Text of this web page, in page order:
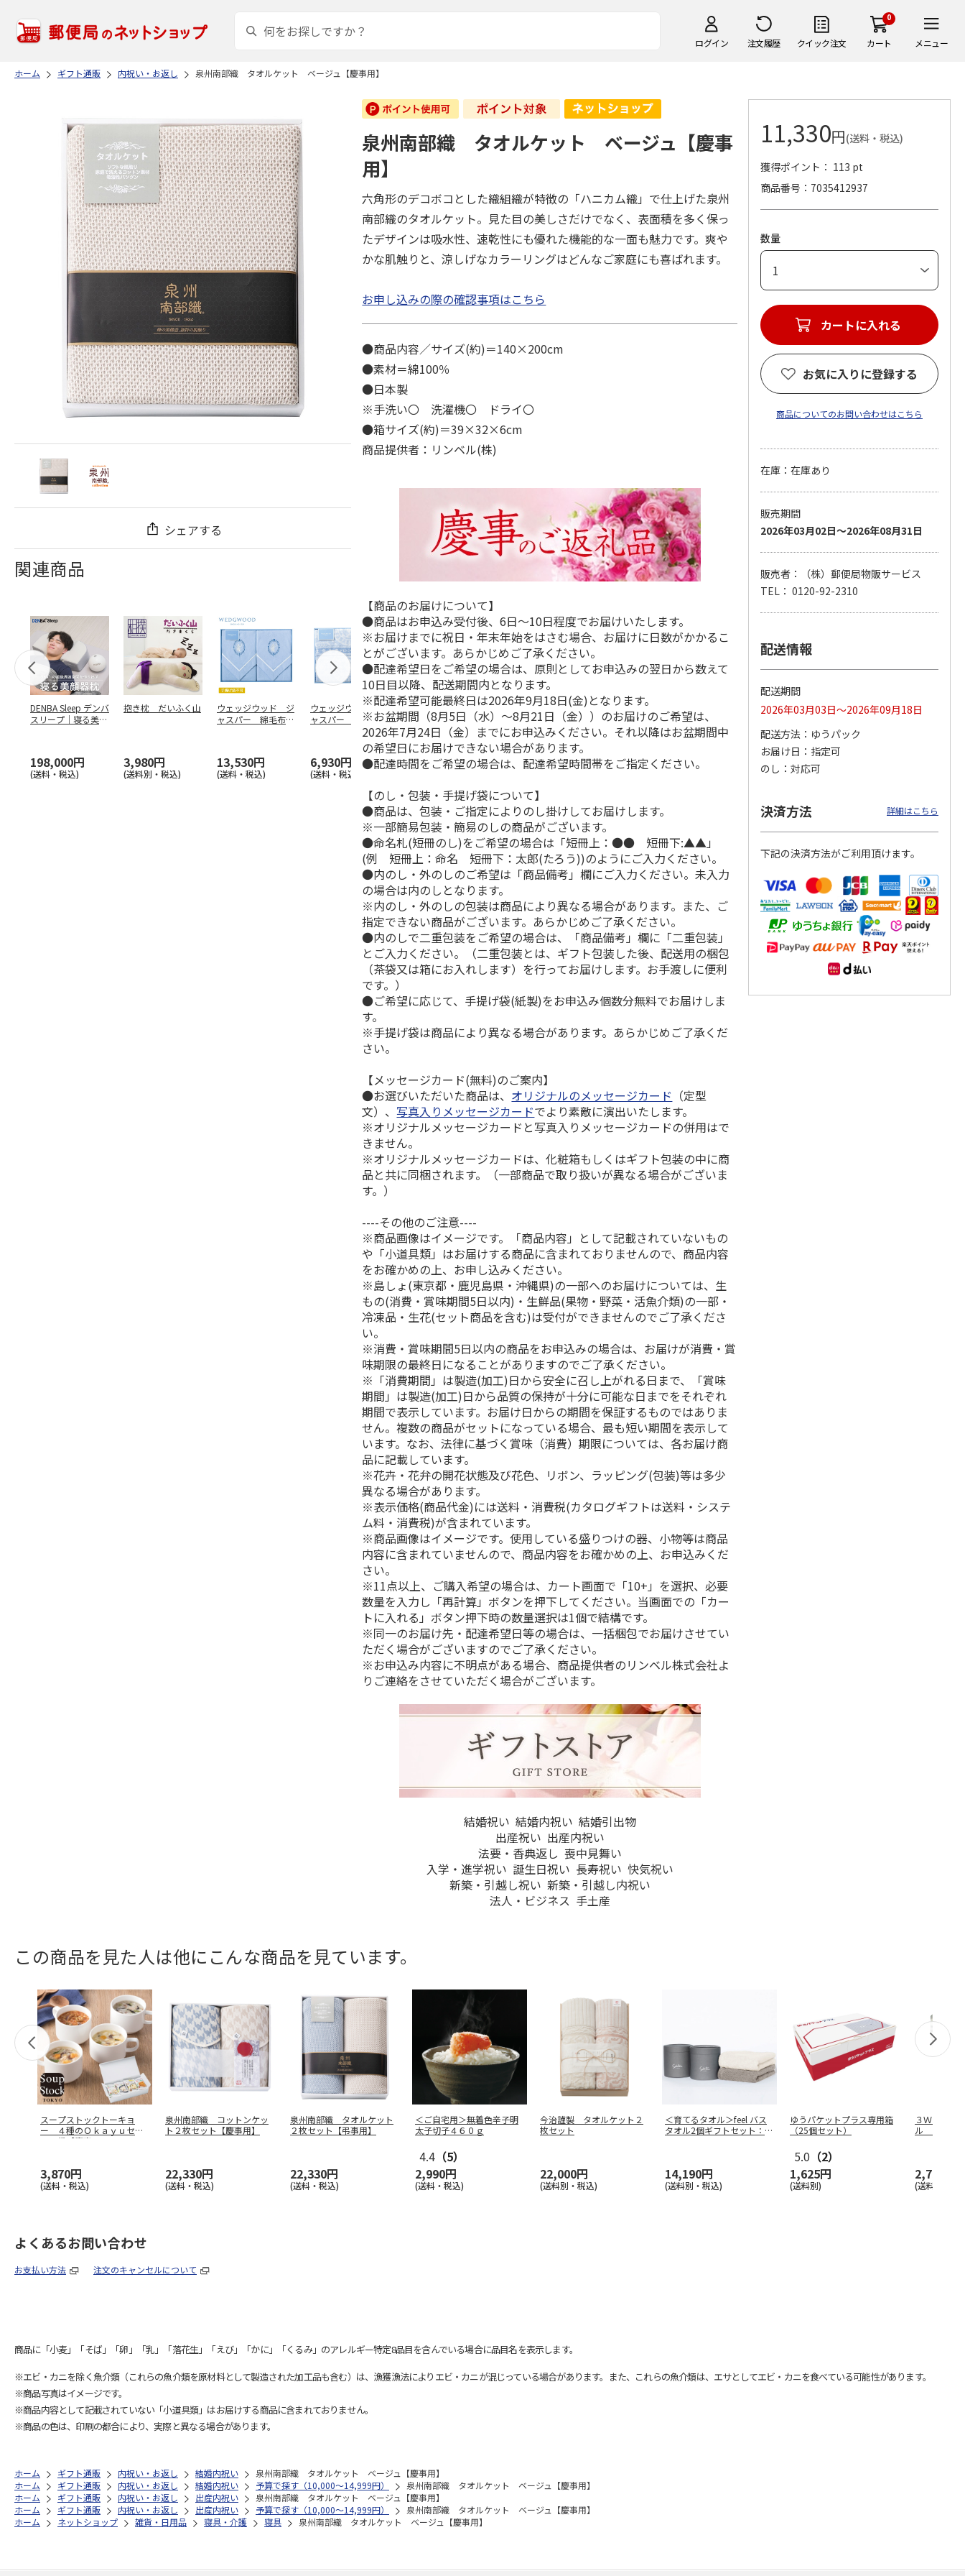
ログイン 注文履歴 クイック注文
0
カート メニュー
ホーム ギフト通販 内祝い・お返し 泉州南部織 タオルケット ベージュ【慶事用】
シェアする
関連商品
DENBA Sleep デンバ
スリープ｜寝る美顔
198,000円
(送料・税込)
抱き枕 だいふく山
3,980円
(送料別・税込)
ウェッジウッド ジ
ャスパー 綿毛布２
13,530円
(送料・税込)
ウェッジウッド ジ
ャスパー タオルケ
ット【慶事用】
6,930円
(送料・税込)
ＡｉＭＹ×ＣＯＶＥ
ＲＯＳＳ（Ｒ）冷却
ブランケット
22,000円
(送料・税込)
泉州南部織 タオル
ケット２枚セット
【慶事用】
22,330円
泉州南部織 コット
ンケット ブルー
【慶事用】
11,330円
(送料・税込)
ト２枚セット
5,500円
泉州南部織 タオル
【弔事用】
22,330円
(送料・税込)
泉州南部織 コット
泉州南部織 タオルケット ベージュ【慶事
用】
六角形のデコボコとした織組織が特徴の「ハニカム織」で仕上げた泉州
南部織のタオルケット。見た目の美しさだけでなく、表面積を多く保っ
たデザインは吸水性、速乾性にも優れた機能的な一面も魅力です。爽や
かな肌触りと、涼しげなカラーリングはどんなご家庭にも喜ばれます。
お申し込みの際の確認事項はこちら
●商品内容／サイズ(約)＝140×200cm
●素材＝綿100％
●日本製
※手洗い〇 洗濯機〇 ドライ〇
●箱サイズ(約)＝39×32×6cm
商品提供者：リンベル(株)
【商品のお届けについて】
●商品はお申込み受付後、6日～10日程度でお届けいたします。
※お届けまでに祝日・年末年始をはさむ場合、お届けに日数がかかるこ
とがございます。あらかじめご了承ください。
●配達希望日をご希望の場合は、原則としてお申込みの翌日から数えて
10日目以降、配送期間内となります。
※配達希望可能最終日は2026年9月18日(金)となります。
※お盆期間（8月5日（水）～8月21日（金））のお届けのご希望は、
2026年7月24日（金）までにお申込みください。それ以降はお盆期間中
の希望日にお届けできない場合があります。
●配達時間をご希望の場合は、配達希望時間帯をご指定ください。
【のし・包装・手提げ袋について】
●商品は、包装・ご指定によりのし掛けしてお届けします。
※一部簡易包装・簡易のしの商品がございます。
●命名札(短冊のし)をご希望の場合は「短冊上：●● 短冊下:▲▲」
(例 短冊上：命名 短冊下：太郎(たろう))のようにご入力ください。
●内のし・外のしのご希望は「商品備考」欄にご入力ください。未入力
の場合は内のしとなります。
※内のし・外のしの包装は商品により異なる場合があります。また、ご
指定できない商品がございます。あらかじめご了承ください。
●内のしで二重包装をご希望の場合は、「商品備考」欄に「二重包装」
とご入力ください。（二重包装とは、ギフト包装した後、配送用の梱包
（茶袋又は箱にお入れします）を行ってお届けします。お手渡しに便利
です。）
●ご希望に応じて、手提げ袋(紙製)をお申込み個数分無料でお届けしま
す。
※手提げ袋は商品により異なる場合があります。あらかじめご了承くだ
さい。
【メッセージカード(無料)のご案内】
●お選びいただいた商品は、 オリジナルのメッセージカード （定型
文）、写真入りメッセージカードでより素敵に演出いたします。
※オリジナルメッセージカードと写真入りメッセージカードの併用はで
きません。
※オリジナルメッセージカードは、化粧箱もしくはギフト包装の中に商
品と共に同梱されます。（一部商品で取り扱いが異なる場合がございま
す。）
----その他のご注意----
※商品画像はイメージです。「商品内容」として記載されていないもの
や「小道具類」はお届けする商品に含まれておりませんので、商品内容
をお確かめの上、お申し込みください。
※島しょ(東京都・鹿児島県・沖縄県)の一部へのお届けについては、生
もの(消費・賞味期間5日以内)・生鮮品(果物・野菜・活魚介類)の一部・
冷凍品・生花(セット商品を含む)は受付ができませんのでご了承くださ
い。
※消費・賞味期間5日以内の商品をお申込みの場合は、お届けが消費・賞
味期限の最終日になることがありますのでご了承ください。
※「消費期間」は製造(加工)日から安全に召し上がれる日まで、「賞味
期間」は製造(加工)日から品質の保持が十分に可能な日までをそれぞれ
期間で表示しています。お届け日からの期間を保証するものではありま
せん。複数の商品がセットになっている場合、最も短い期間を表示して
います。なお、法律に基づく賞味（消費）期限については、各お届け商
品に記載しています。
※花卉・花弁の開花状態及び花色、リボン、ラッピング(包装)等は多少
異なる場合があります。
※表示価格(商品代金)には送料・消費税(カタログギフトは送料・システ
ム料・消費税)が含まれています。
※商品画像はイメージです。使用している盛りつけの器、小物等は商品
内容に含まれていませんので、商品内容をお確かめの上、お申込みくだ
さい。
※11点以上、ご購入希望の場合は、カート画面で「10+」を選択、必要
数量を入力し「再計算」ボタンを押下してください。当画面での「カー
トに入れる」ボタン押下時の数量選択は1個で結構です。
※同一のお届け先・配達希望日等の場合は、一括梱包でお届けさせてい
ただく場合がございますのでご了承ください。
※お申込み内容に不明点がある場合、商品提供者のリンベル株式会社よ
りご連絡をさせていただく場合がございます。
結婚祝い 結婚内祝い 結婚引出物
出産祝い 出産内祝い
法要・香典返し 喪中見舞い
入学・進学祝い 誕生日祝い 長寿祝い 快気祝い
新築・引越し祝い 新築・引越し内祝い
法人・ビジネス 手土産
11,330円(送料・税込)
獲得ポイント： 113 pt
商品番号
7035412937
数量
カートに入れる
お気に入りに登録する
商品についてのお問い合わせはこちら
在庫：在庫あり
販売期間
2026年03月02日～2026年08月31日
販売者：（株）郵便局物販サービス
TEL： 0120-92-2310
配送情報
配送期間
2026年03月03日～2026年09月18日
配送方法
ゆうパック
お届け日
指定可
のし
対応可
決済方法 詳細はこちら
下記の決済方法がご利用頂けます。
この商品を見た人は他にこんな商品を見ています。
スープストックトーキョ
ー ４種のＯｋａｙｕセッ
ト８袋【慶事
3,870円
(送料・税込)
泉州南部織 コットンケッ
ト２枚セット【慶事用】
22,330円
(送料・税込)
泉州南部織 タオルケット
２枚セット【弔事用】
22,330円
(送料・税込)
＜ご自宅用＞無着色辛子明
太子切子４６０ｇ
4.4 （5）
2,990円
(送料・税込)
今治謹製 タオルケット２
枚セット
22,000円
(送料別・税込)
＜育てるタオル＞feel バス
タオル2個ギフトセット：ム
14,190円
(送料別・税込)
ゆうパケットプラス専用箱
（25個セット）
5.0 （2）
1,625円
(送料別)
３ＷＡＹ防
ル ３６８
2,750円
(送料別・税
よくあるお問い合わせ
お支払い方法 注文のキャンセルについて
商品に「小麦」「そば」「卵」「乳」「落花生」「えび」「かに」「くるみ」のアレルギー特定8品目を含んでいる場合に品目名を表示します。
※エビ・カニを除く魚介類（これらの魚介類を原材料として製造された加工品も含む）は、漁獲漁法によりエビ・カニが混じっている場合があります。また、これらの魚介類は、エサとしてエビ・カニを食べている可能性があります。
※商品写真はイメージです。
※商品内容として記載されていない「小道具類」はお届けする商品に含まれておりません。
※商品の色は、印刷の都合により、実際と異なる場合があります。
ホーム ギフト通販 内祝い・お返し 結婚内祝い
泉州南部織 タオルケット ベージュ【慶事用】
ホーム
ギフト通販 内祝い・お返し 結婚内祝い 予算で探す（10,000～14,999円）
泉州南部織 タオルケット ベージュ【慶事用】
ホーム
ギフト通販 内祝い・お返し 出産内祝い
泉州南部織 タオルケット ベージュ【慶事用】
ホーム
ギフト通販 内祝い・お返し 出産内祝い 予算で探す（10,000～14,999円）
泉州南部織 タオルケット ベージュ【慶事用】
ホーム
ネットショップ 雑貨・日用品 寝具・介護 寝具 泉州南部織 タオルケット ベージュ【慶事用】